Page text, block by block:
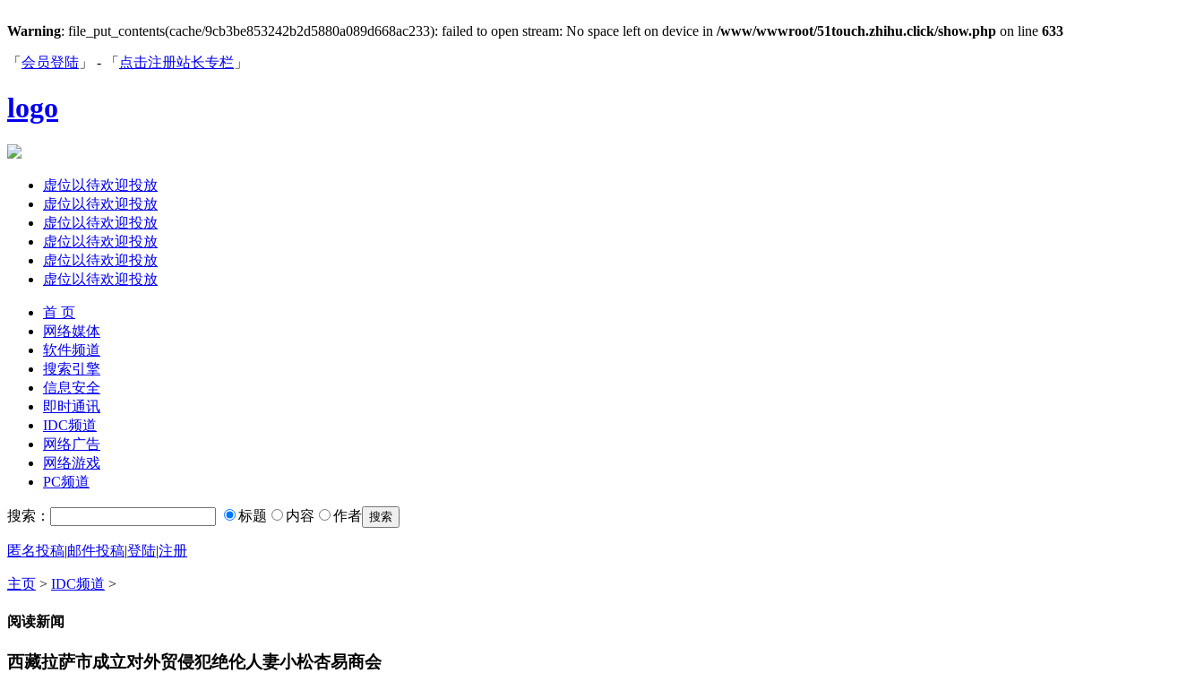
Warning: file_put_contents(cache/9cb3be853242b2d5880a089d668ac233): failed to open stream: No space left on device in /www/wwwroot/51touch.zhihu.click/show.php on line 633
「 会员登陆 」 - 「 点击注册站长专栏 」
logo
虚位以待欢迎投放
虚位以待欢迎投放
虚位以待欢迎投放
虚位以待欢迎投放
虚位以待欢迎投放
虚位以待欢迎投放
首 页
网络媒体
软件频道
搜索引擎
信息安全
即时通讯
IDC频道
网络广告
网络游戏
PC频道
搜索： 标题 内容 作者
匿名投稿|邮件投稿|登陆|注册
主页 > IDC频道 >
阅读新闻
西藏拉萨市成立对外贸侵犯绝伦人妻小松杏易商会